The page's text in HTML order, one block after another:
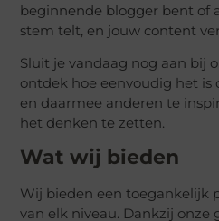
beginnende blogger bent of
stem telt, en jouw content
Sluit je vandaag nog aan bij
ontdek hoe eenvoudig het is
en daarmee anderen te
het denken te zetten.
Wat wij bieden
Wij bieden een toegankelijk
van elk niveau. Dankzij onze